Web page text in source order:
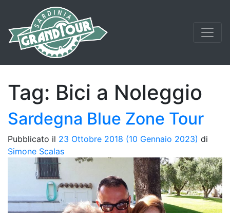
Tag: Bici a Noleggio
Sardegna Blue Zone Tour
Pubblicato il 23 Ottobre 2018 (10 Gennaio 2023) di
Simone Scalas